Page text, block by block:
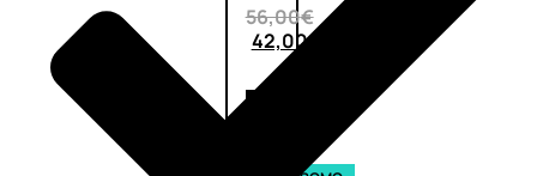
56,00€
42,00€